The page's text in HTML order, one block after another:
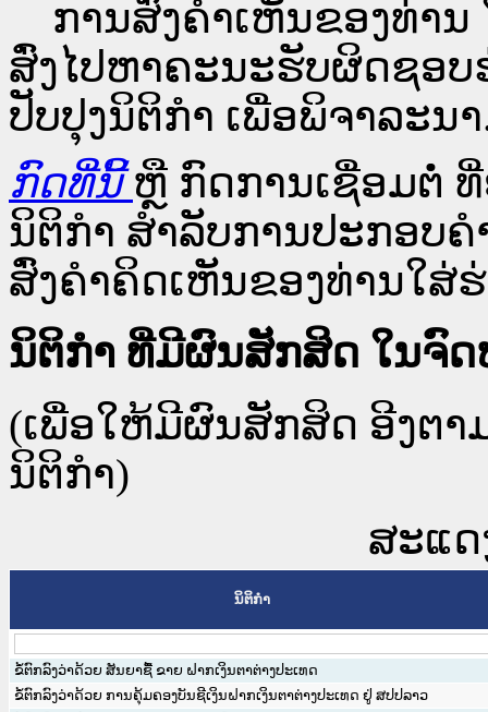
ການສົ່ງຄໍາເຫັນຂອງທ່ານ
ສົ່ງໄປຫາຄະນະຮັບຜິດຊອບ
ປັບປຸງນິຕິກຳ ເພື່ອພິຈາລະນ
ກົດທີ່ນີ້ ຫຼື ກົດການເຊື່ອມຕໍ່ ທີ່
ນິຕິກໍາ ສໍາລັບການປະກອບ
ສົ່ງຄຳຄິດເຫັນຂອງທ່ານໃສ່
ນິຕິກໍາ ທີ່ມີຜົນສັກສິດ ໃນຈົ
(ເພື່ອໃຫ້ມີຜົນສັກສິດ ອີງຕ
ນິຕິກໍາ)
ສະແດ
ນິຕິກໍາ
ຂໍ້ຕົກລົງວ່າດ້ວຍ ສັນຍາຊື້ ຂາຍ ຝາກເງິນຕາຕ່າງປະເທດ
ຂໍ້ຕົກລົງວ່າດ້ວຍ ການຄຸ້ມຄອງບັນຊີເງິນຝາກເງິນຕາຕ່າງປະເທດ ຢູ່ ສປປລາວ